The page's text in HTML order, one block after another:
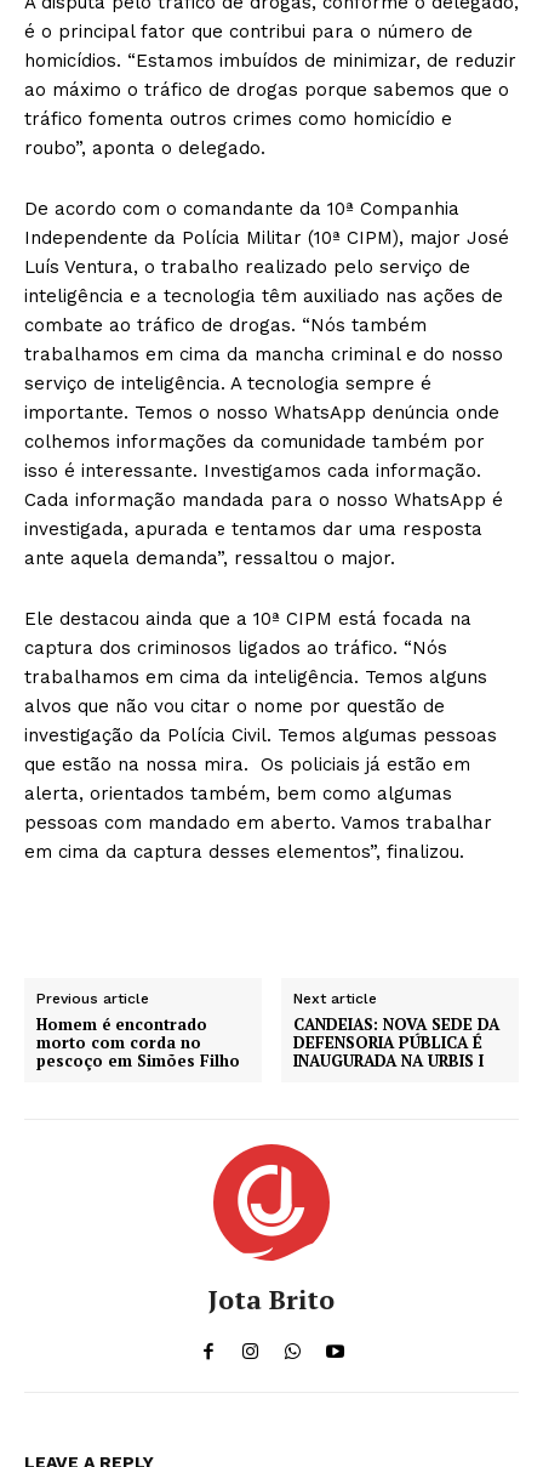
é o principal fator que contribui para o número de
homicídios. “Estamos imbuídos de minimizar, de reduzir
ao máximo o tráfico de drogas porque sabemos que o
tráfico fomenta outros crimes como homicídio e
roubo”, aponta o delegado.
De acordo com o comandante da 10ª Companhia
Independente da Polícia Militar (10ª CIPM), major José
Luís Ventura, o trabalho realizado pelo serviço de
inteligência e a tecnologia têm auxiliado nas ações de
combate ao tráfico de drogas. “Nós também
trabalhamos em cima da mancha criminal e do nosso
serviço de inteligência. A tecnologia sempre é
importante. Temos o nosso WhatsApp denúncia onde
colhemos informações da comunidade também por
isso é interessante. Investigamos cada informação.
Cada informação mandada para o nosso WhatsApp é
investigada, apurada e tentamos dar uma resposta
ante aquela demanda”, ressaltou o major.
Ele destacou ainda que a 10ª CIPM está focada na
captura dos criminosos ligados ao tráfico. “Nós
trabalhamos em cima da inteligência. Temos alguns
alvos que não vou citar o nome por questão de
investigação da Polícia Civil. Temos algumas pessoas
que estão na nossa mira. Os policiais já estão em
alerta, orientados também, bem como algumas
pessoas com mandado em aberto. Vamos trabalhar
em cima da captura desses elementos”, finalizou.
Previous article
Homem é encontrado
morto com corda no
pescoço em Simões Filho
Next article
CANDEIAS: NOVA SEDE DA
DEFENSORIA PÚBLICA É
INAUGURADA NA URBIS I
Jota Brito
LEAVE A REPLY